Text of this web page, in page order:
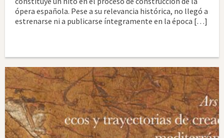
ópera española. Pese a su relevancia histórica, no llegó a
estrenarse ni a publicarse íntegramente en la época […]